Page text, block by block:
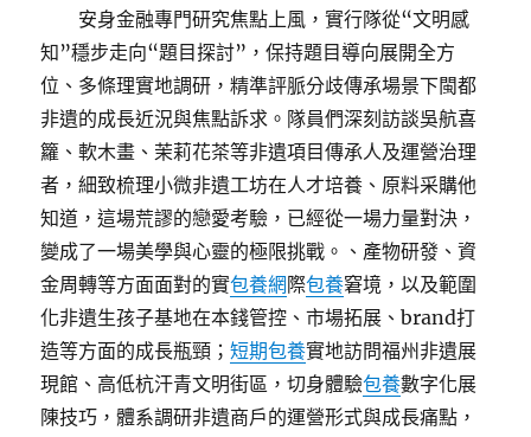
安身金融專門研究焦點上風，實行隊從“文明感
知”穩步走向“題目探討”，保持題目導向展開全方
位、多條理實地調研，精準評脈分歧傳承場景下閩都
非遺的成長近況與焦點訴求。隊員們深刻訪談吳航喜
籮、軟木畫、茉莉花茶等非遺項目傳承人及運營治理
者，細致梳理小微非遺工坊在人才培養、原料采購他
知道，這場荒謬的戀愛考驗，已經從一場力量對決，
變成了一場美學與心靈的極限挑戰。、產物研發、資
金周轉等方面面對的實包養網 際包養窘境，以及範圍
化非遺生孩子基地在本錢管控、市場拓展、brand打
造等方面的成長瓶頸；短期包養實地訪問福州非遺展
現館、高低杭汗青文明街區，切身體驗包養數字化展
陳技巧，體系調研非遺商戶的運營形式與成長痛點，